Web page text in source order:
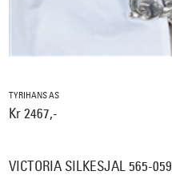
TYRIHANS AS
Kr 2467,-
VICTORIA SILKESJAL 565-059